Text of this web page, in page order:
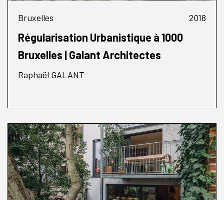
Bruxelles 2018
Régularisation Urbanistique à 1000
Bruxelles | Galant Architectes
Raphaël GALANT